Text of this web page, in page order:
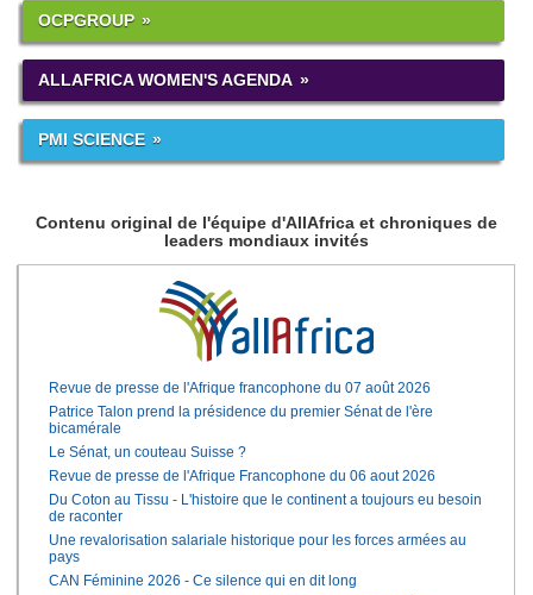
OCPGROUP
ALLAFRICA WOMEN'S AGENDA
PMI SCIENCE
Contenu original de l'équipe d'AllAfrica et chroniques de
leaders mondiaux invités
Revue de presse de l'Afrique francophone du 07 août 2026
Patrice Talon prend la présidence du premier Sénat de l'ère
bicamérale
Le Sénat, un couteau Suisse ?
Revue de presse de l'Afrique Francophone du 06 aout 2026
Du Coton au Tissu - L'histoire que le continent a toujours eu besoin
de raconter
Une revalorisation salariale historique pour les forces armées au
pays
CAN Féminine 2026 - Ce silence qui en dit long